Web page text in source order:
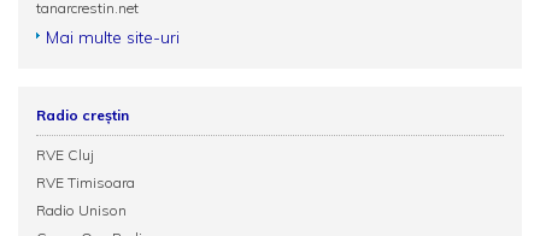
tanarcrestin.net
Mai multe site-uri
Radio creștin
RVE Cluj
RVE Timisoara
Radio Unison